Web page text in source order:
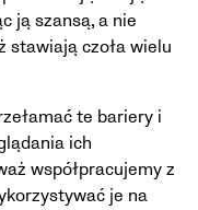
ją szansą, a nie
stawiają czoła wielu
te bariery i
ich
współpracujemy z
je na